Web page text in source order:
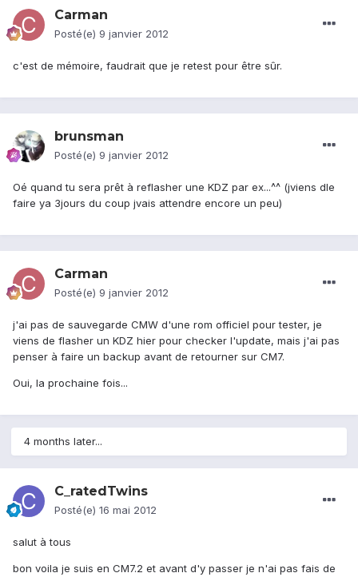
Carman
Posté(e) 9 janvier 2012
c'est de mémoire, faudrait que je retest pour être sûr.
brunsman
Posté(e) 9 janvier 2012
Oé quand tu sera prêt à reflasher une KDZ par ex...^^ (jviens dle
faire ya 3jours du coup jvais attendre encore un peu)
Carman
Posté(e) 9 janvier 2012
j'ai pas de sauvegarde CMW d'une rom officiel pour tester, je
viens de flasher un KDZ hier pour checker l'update, mais j'ai pas
penser à faire un backup avant de retourner sur CM7.
Oui, la prochaine fois...
4 months later...
C_ratedTwins
Posté(e) 16 mai 2012
salut à tous
bon voila je suis en CM7.2 et avant d'y passer je n'ai pas fais de